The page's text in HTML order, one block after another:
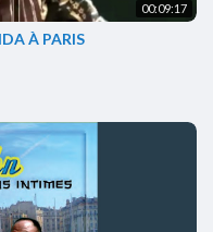
00:09:17
SALLE JOHN ET CHARLOTTE DIPANDA À PARIS